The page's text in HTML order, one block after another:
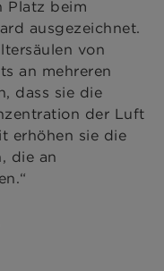
Platz beim
ausgezeichnet.
von
an mehreren
dass sie die
der Luft
erhöhen sie die
die an